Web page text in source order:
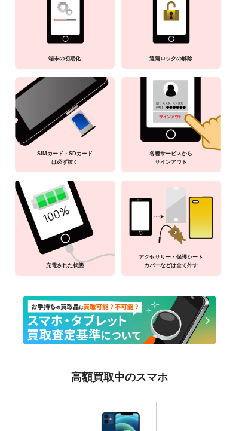
端末の初期化 遠隔ロックの解除
SIMカード・SDカード
は必ず抜く
各種サービスから
サインアウト
充電された状態
アクセサリー・保護シート
カバーなどは全て外す
高額買取中のスマホ